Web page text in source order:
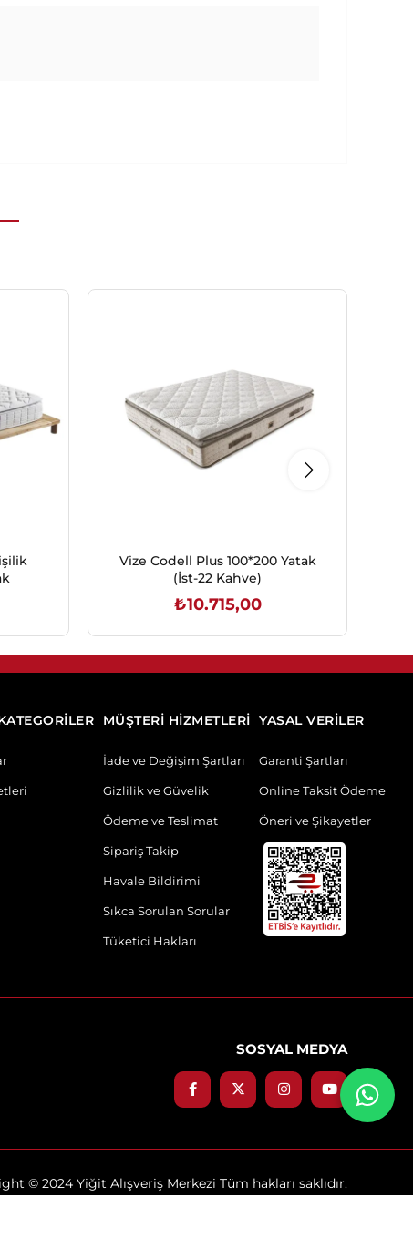
Vize Codell Plus 100*200 Yatak
(İst-22 Kahve)
₺10.715,00
MÜŞTERİ HİZMETLERİ
İade ve Değişim Şartları
Gizlilik ve Güvelik
Ödeme ve Teslimat
Sipariş Takip
Havale Bildirimi
Sıkca Sorulan Sorular
Tüketici Hakları
YASAL VERİLER
Garanti Şartları
Online Taksit Ödeme
Öneri ve Şikayetler
SOSYAL MEDYA
© 2024 Yiğit Alışveriş Merkezi Tüm hakları saklıdır.